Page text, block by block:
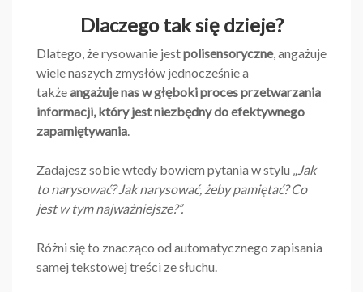
Dlaczego tak się dzieje?
Dlatego, że rysowanie jestpolisensoryczne, angażuje
wiele naszych zmysłów jednocześnie a
takżeangażuje nas w głęboki proces przetwarzania
informacji, który jest niezbędny do efektywnego
zapamiętywania
Zadajesz sobie wtedy bowiem pytania w stylu
„Jak
to narysować? Jak narysować, żeby pamiętać? Co
jest w tym najważniejsze?”.
Różni się to znacząco od automatycznego zapisania
samej tekstowej treści ze słuchu.